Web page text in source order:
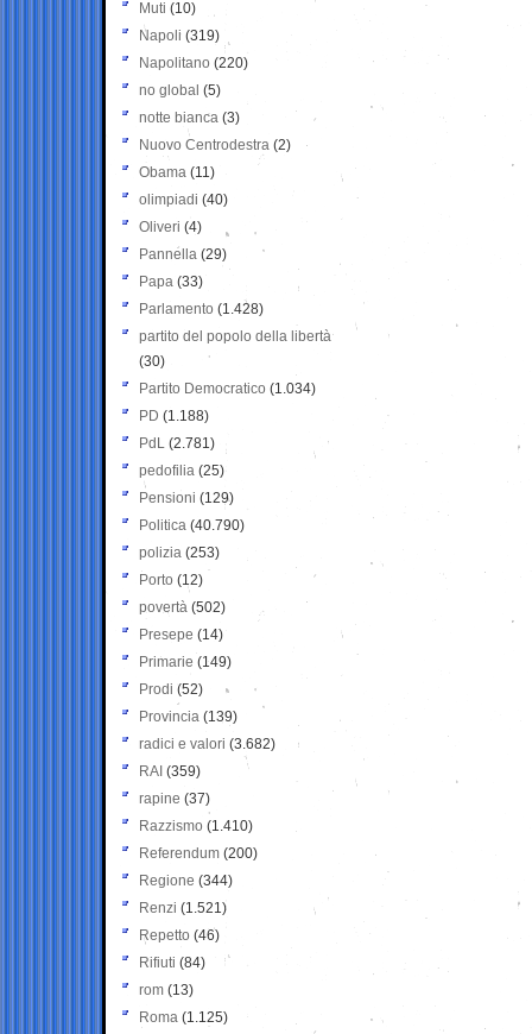
Muti (10)
Napoli (319)
Napolitano (220)
no global (5)
notte bianca (3)
Nuovo Centrodestra (2)
Obama (11)
olimpiadi (40)
Oliveri (4)
Pannella (29)
Papa (33)
Parlamento (1.428)
partito del popolo della libertà
(30)
Partito Democratico (1.034)
PD (1.188)
PdL (2.781)
pedofilia (25)
Pensioni (129)
Politica (40.790)
polizia (253)
Porto (12)
povertà (502)
Presepe (14)
Primarie (149)
Prodi (52)
Provincia (139)
radici e valori (3.682)
RAI (359)
rapine (37)
Razzismo (1.410)
Referendum (200)
Regione (344)
Renzi (1.521)
Repetto (46)
Rifiuti (84)
rom (13)
Roma (1.125)